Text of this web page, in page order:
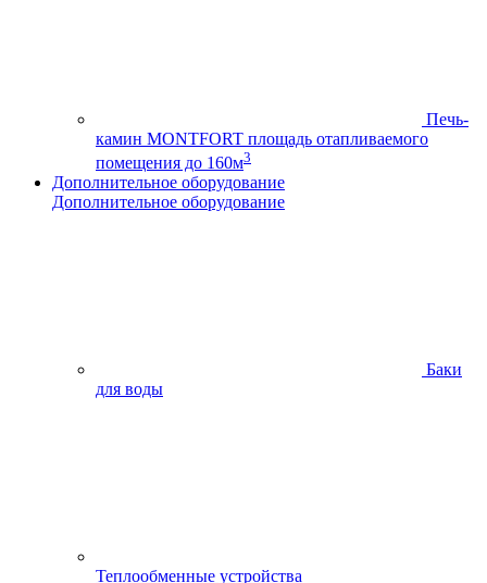
Печь-
камин MONTFORT площадь отапливаемого
помещения до 160м3
Дополнительное оборудование
Дополнительное оборудование
Баки
для воды
Теплообменные устройства